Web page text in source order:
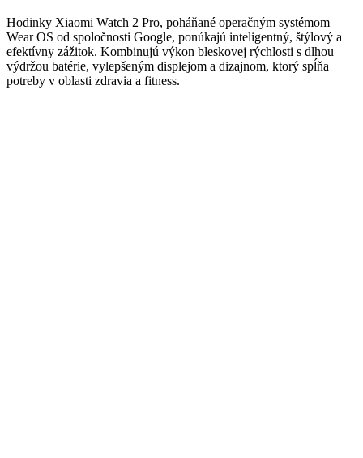
Hodinky Xiaomi Watch 2 Pro, poháňané operačným systémom
Wear OS od spoločnosti Google, ponúkajú inteligentný, štýlový a
efektívny zážitok. Kombinujú výkon bleskovej rýchlosti s dlhou
výdržou batérie, vylepšeným displejom a dizajnom, ktorý spĺňa
potreby v oblasti zdravia a fitness.